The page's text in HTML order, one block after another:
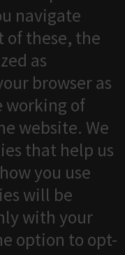
navigate
of these, the
as
browser as
working of
website. We
that help us
you use
will be
with your
option to opt-